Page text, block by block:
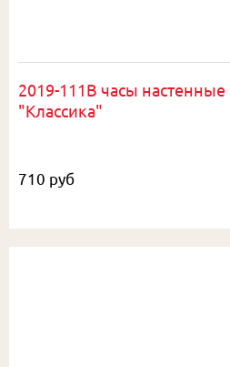
2019-111B часы
"Классика"
710 руб